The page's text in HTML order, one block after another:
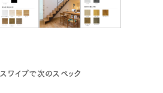
スワイプで次のスペック